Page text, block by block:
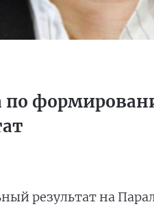
по
результат на